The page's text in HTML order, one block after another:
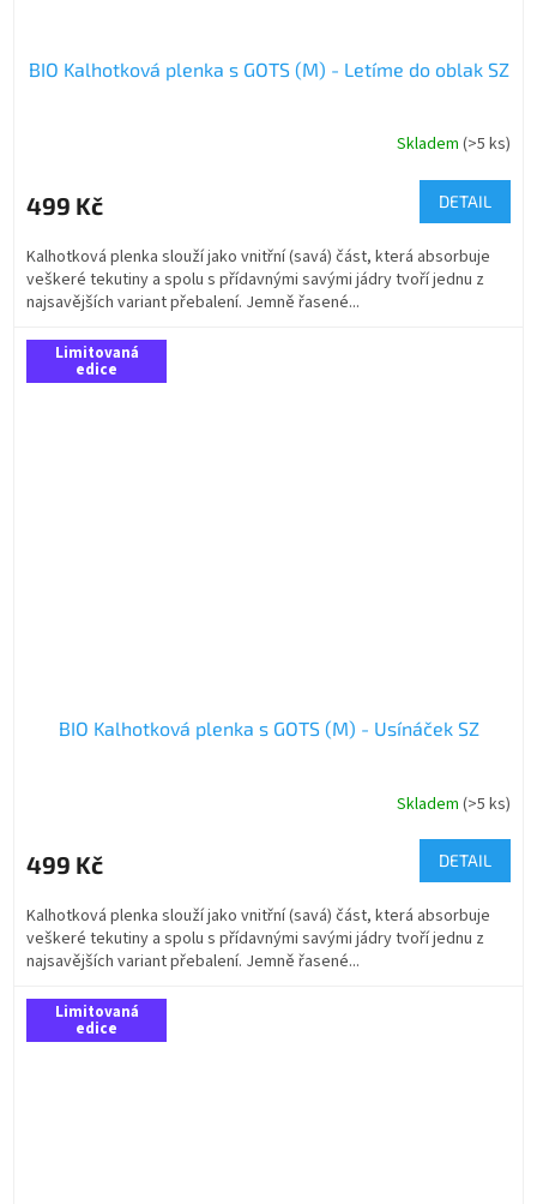
BIO Kalhotková plenka s GOTS (M) - Letíme do oblak SZ
Skladem (>5 ks)
499 Kč DETAIL
Kalhotková plenka slouží jako vnitřní (savá) část, která absorbuje
veškeré tekutiny a spolu s přídavnými savými jádry tvoří jednu z
najsavějších variant přebalení. Jemně řasené...
Limitovaná
edice
BIO Kalhotková plenka s GOTS (M) - Usínáček SZ
Skladem (>5 ks)
499 Kč DETAIL
Kalhotková plenka slouží jako vnitřní (savá) část, která absorbuje
veškeré tekutiny a spolu s přídavnými savými jádry tvoří jednu z
najsavějších variant přebalení. Jemně řasené...
Limitovaná
edice